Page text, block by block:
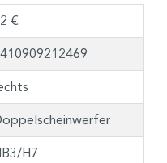
€
H7